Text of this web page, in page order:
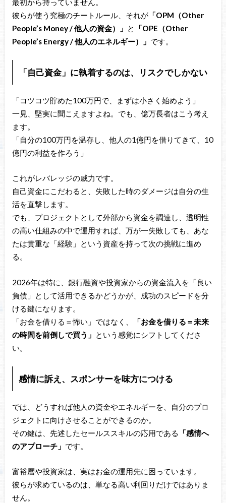
彼らが使う究極のチートルール、それが「OPM（Other
People’s Money / 他人の資金）」
と
「OPE（Other
People’s Energy / 他人のエネルギー）」 です。
「自己資金」に執着するのは、リスクでしかない
「コツコツ貯めた100万円で、まずは小さく始めよう」
一見、堅実に聞こえますよね。でも、億万長者はこう考え
ます。
「自分の100万円を温存し、他人の1億円を借りてきて、10
億円の利益を作ろう」
これがレバレッジの威力です。
自己資金にこだわると、失敗した時のダメージは自分の生
活を直撃します。
でも、プロジェクトとして外部から資金を調達し、透明性
の高い仕組みの中で運用すれば、万が一失敗しても、あな
たは貴重な「経験」という資産を持って次の挑戦に進め
る。
2026年は特に、銀行融資や投資家からの資金流入を「良い
負債」として活用できるかどうかが、成功のスピードを分
ける鍵になります。
「お金を借りる＝怖い」ではなく、
「お金を借りる＝未来
の時間を前倒しで買う」 という感覚にシフトしてくださ
い。
感情に訴え、スポンサーを味方につける
では、どうすれば他人の資金やエネルギーを、自分のプロ
ジェクトに向けさせることができるのか。
その鍵は、先述したセールススキルの応用である 「感情へ
のアプローチ」 です。
富裕層や投資家は、実はお金の運用先に困っています。
彼らが求めているのは、単なる高い利回りだけではありま
せん。